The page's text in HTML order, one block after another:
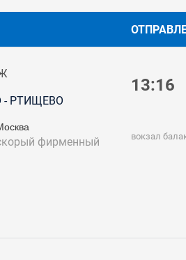
- РТИЩЕВО
фирменный
13:16
вокзал